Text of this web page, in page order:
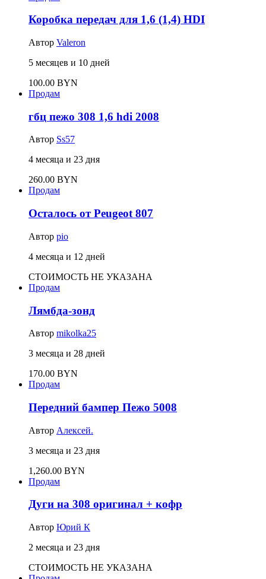
Коробка передач для 1,6 (1,4) HDI
Автор Valeron
5 месяцев и 10 дней
100.00 BYN
Продам
гбц пежо 308 1,6 hdi 2008
Автор Ss57
4 месяца и 23 дня
260.00 BYN
Продам
Осталось от Peugeot 807
Автор pio
4 месяца и 12 дней
СТОИМОСТЬ НЕ УКАЗАНА
Продам
Лямбда-зонд
Автор mikolka25
3 месяца и 28 дней
170.00 BYN
Продам
Передний бампер Пежо 5008
Автор Алексей.
3 месяца и 23 дня
1,260.00 BYN
Продам
Дуги на 308 оригинал + кофр
Автор Юрий К
2 месяца и 23 дня
СТОИМОСТЬ НЕ УКАЗАНА